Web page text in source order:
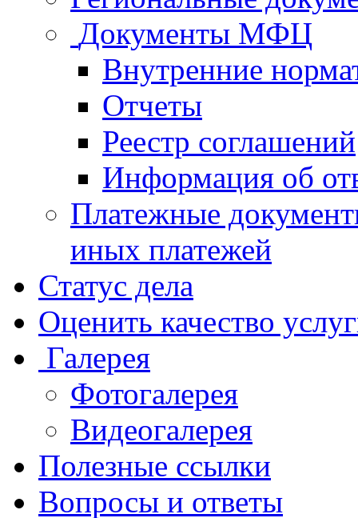
Документы МФЦ
Внутренние
Отчеты
Реестр соглашений
Информация об
Платежные
иных платежей
Статус дела
Оценить качество
Галерея
Фотогалерея
Видеогалерея
Полезные ссылки
Вопросы и ответы